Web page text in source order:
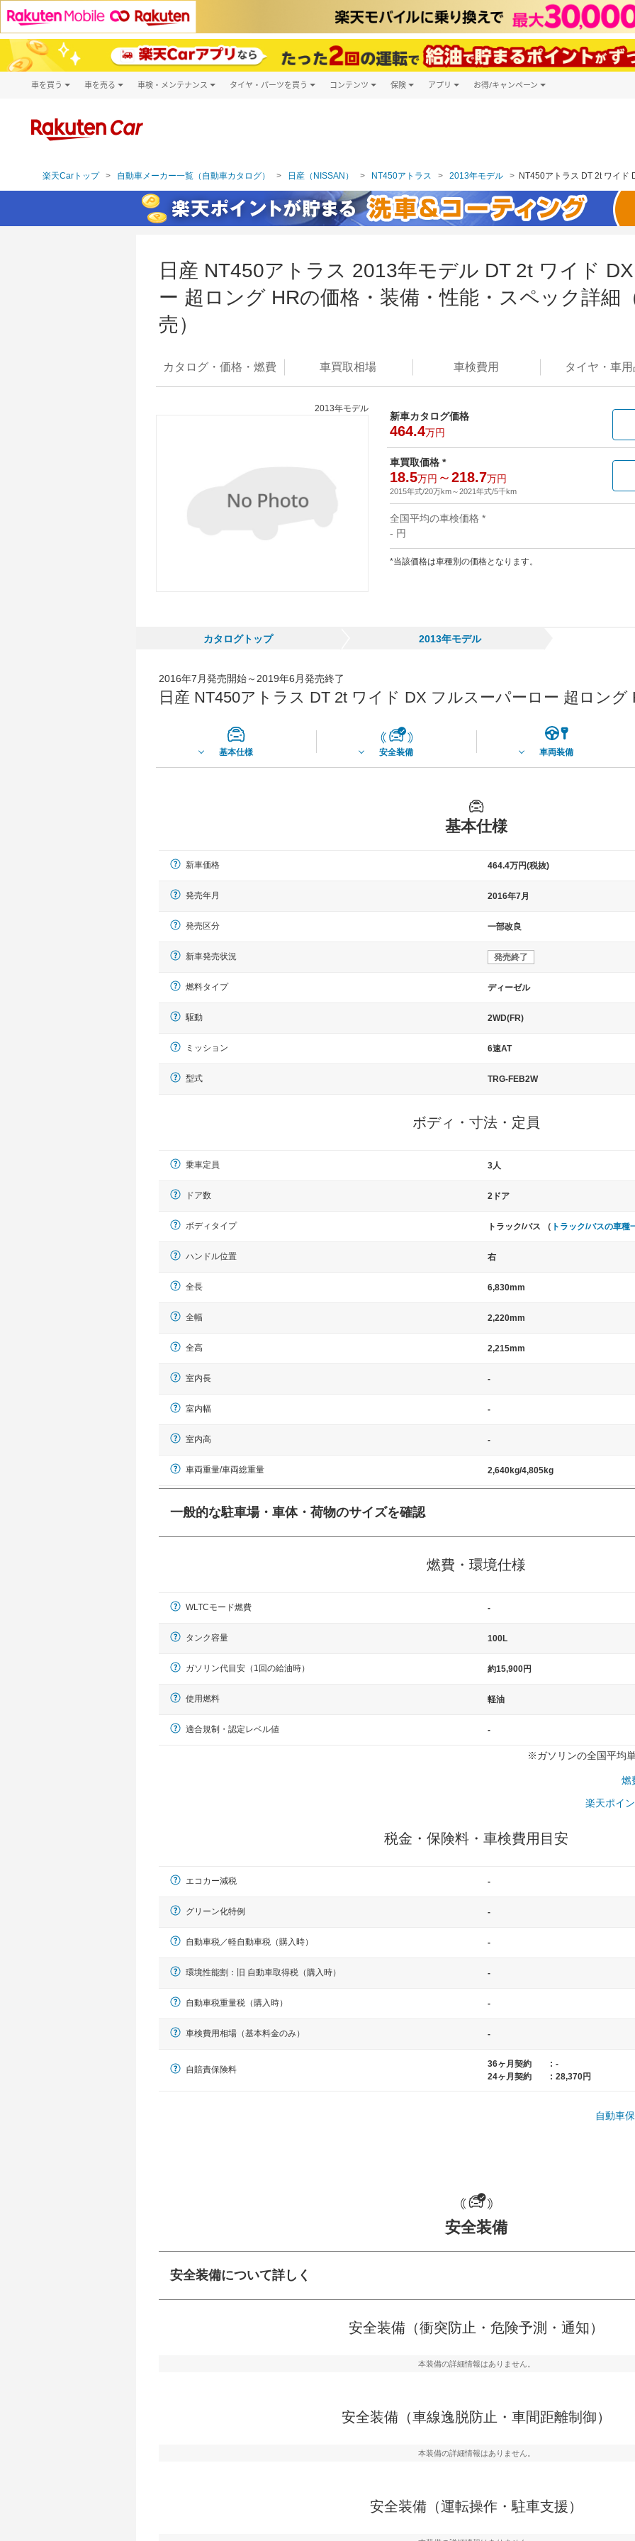
車を買う
新車
車を売る 車検・メンテナンス タイヤ・パーツを買う コンテンツ 保険 アプリ お得/キャンペーン
楽天Carトップ 自動車メーカー一覧（自動車カタログ） 日産（NISSAN） NT450アトラス 2013年モデル NT450アトラス DT 2t ワイド
日産 NT450アトラス 2013年モデル DT 2t ワイド
ー 超ロング HRの価格・装備・性能・スペック詳細
売）
カタログ・価格・燃費 車買取相場 車検費用 タイヤ・ 車用
2013年モデル
新車カタログ価格
464.4万円
車買取価格 *
18.5万円 ～218.7万円
2015年式/20万km～2021年式/5千km
全国平均の車検価格 *
- 円
*当該価格は車種別の価格となります。
カタログトップ 2013年モデル
2016年7月発売開始～2019年6月発売終了
日産 NT450アトラス DT 2t ワイド DX フルスーパーロー 超ロング
基本仕様 安全装備 車両装備
基本仕様
新車価格 464.4万円(税抜)
発売年月 2016年7月
発売区分 一部改良
新車発売状況 発売終了
燃料タイプ ディーゼル
駆動 2WD(FR)
ミッション 6速AT
型式 TRG-FEB2W
ボディ・寸法・定員
乗車定員 3人
ドア数 2ドア
ボディタイプ トラック/バス （ トラック/バスの車種
ハンドル位置 右
全長 6,830mm
全幅 2,220mm
全高 2,215mm
室内長 -
室内幅 -
室内高 -
車両重量/車両総重量 2,640kg/4,805kg
一般的な駐車場・車体・荷物のサイズを確認
幅 5,000mmというサイズが標準値（最低値）とされる事が多いようです。
大型車
ハイエー
燃費・環境仕様
WLTCモード燃費 -
タンク容量 100L
ガソリン代目安（1回の給油時） 約15,900円
使用燃料 軽油
適合規制・認定レベル値 -
※ガソリンの全国平均
燃
楽天ポイ
税金・保険料・車検費用目安
エコカー減税 -
グリーン化特例 -
自動車税／軽自動車税（購入時） -
環境性能割：旧 自動車取得税（購入時） -
自動車税重量税（購入時） -
車検費用相場（基本料金のみ） -
自賠責保険料
36ヶ月契約 : -
24ヶ月契約
: 28,370円
自動車
安全装備
安全装備について詳しく
前走車や歩行者との衝突を回避するプリクラッシュブレ
ーキアシスト、ABSなどが装備されています。
見えにくい場所に潜む
テムなどが装備されて
駐車をスムーズに行うためにインテリジェンスパーキン
万が一車体が衝撃を受
安全装備（衝突防止・危険予測・通知）
本装備の詳細情報はありません。
安全装備（車線逸脱防止・車間距離制御）
本装備の詳細情報はありません。
安全装備（運転操作・駐車支援）